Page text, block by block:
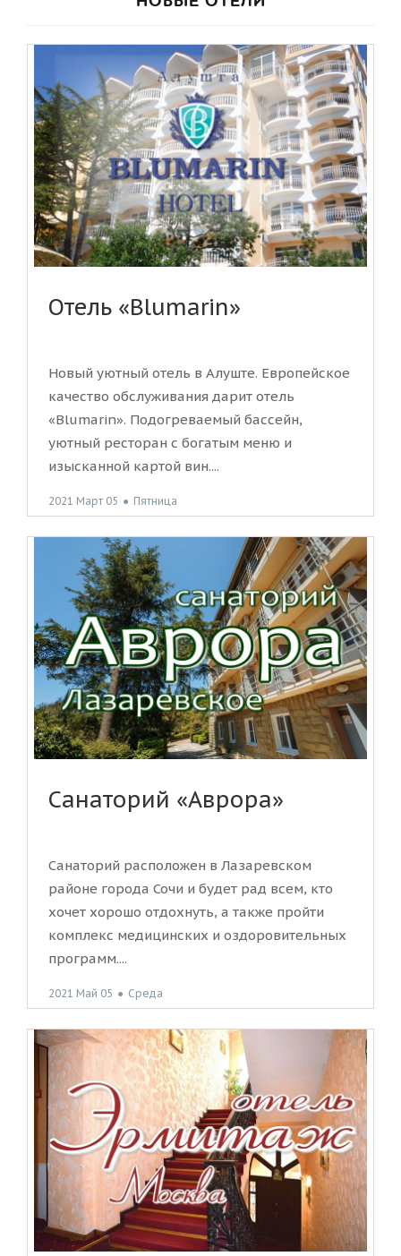
Отель «Blumarin»
Новый уютный отель в Алуште. Европейское
качество обслуживания дарит отель
«Blumarin». Подогреваемый бассейн,
уютный ресторан с богатым меню и
изысканной картой вин....
2021 Март 05 ● Пятница
Санаторий «Аврора»
Санаторий расположен в Лазаревском
районе города Сочи и будет рад всем, кто
хочет хорошо отдохнуть, а также пройти
комплекс медицинских и оздоровительных
программ....
2021 Май 05 ● Среда